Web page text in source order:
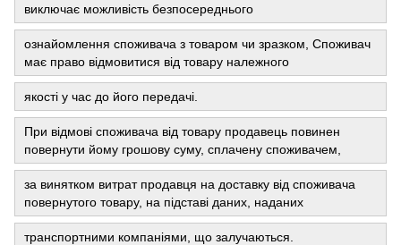
виключає можливість безпосереднього
ознайомлення споживача з товаром чи зразком, Споживач
має право відмовитися від товару належного
якості у час до його передачі.
При відмові споживача від товару продавець повинен
повернути йому грошову суму, сплачену споживачем,
за винятком витрат продавця на доставку від споживача
повернутого товару, на підставі даних, наданих
транспортними компаніями, що залучаються.